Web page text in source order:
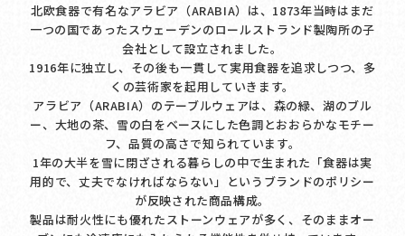
北欧食器で有名なアラビア（ARABIA）は、1873年当時はまだ
一つの国であったスウェーデンのロールストランド製陶所の子
会社として設立されました。
1916年に独立し、その後も一貫して実用食器を追求しつつ、多
くの芸術家を起用していきます。
アラビア（ARABIA）のテーブルウェアは、森の緑、湖のブル
ー、大地の茶、雪の白をベースにした色調とおおらかなモチー
フ、品質の高さで知られています。
1年の大半を雪に閉ざされる暮らしの中で生まれた「食器は実
用的で、丈夫でなければならない」というブランドのポリシー
が反映された商品構成。
製品は耐火性にも優れたストーンウェアが多く、そのままオー